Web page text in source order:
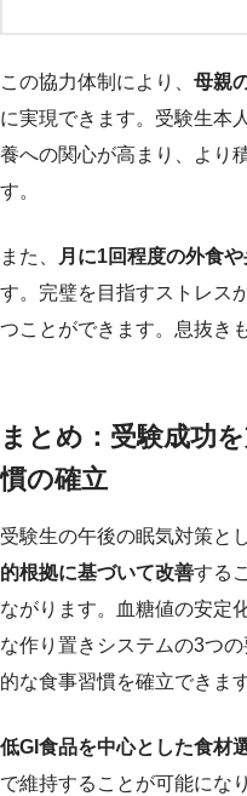
この協力体制により、 母親
に実現できます。受験生本
養への関心が高まり、より
す。
また、 月に1回程度の外食や
す。完璧を目指すストレス
つことができます。息抜き
まとめ：受験成功
慣の確立
受験生の午後の眠気対策とし
的根拠に基づいて改善する
ながります。血糖値の安定
な作り置きシステムの3つ
的な食事習慣を確立できます
低GI食品を中心とした食材
で維持することが可能にな